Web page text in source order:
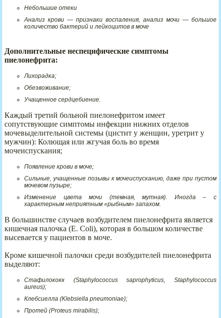
Небольшие отеки
Анализ крови — признаки воспаления, анализ мочи — большое
количество бактерий и лейкоцитов в моче
Дополнительные неспецифические симптомы
пиелонефрита:
Лихорадка;
Обезвоживание;
Учащенное сердцебиение.
Каждый третий больной пиелонефритом имеет
сопутствующие симптомы инфекции нижних отделов
мочевыделительной системы (цистит у женщин, уретрит у
мужчин): Колющая или жгучая боль во время
мочеиспускания;
Появление крови в моче;
Сильные, учащенные позывы к мочеиспусканию, даже при пустом
мочевом пузыре;
Изменение цвета мочи (темная, мутная). Иногда – с
характерным неприятным «рыбным» запахом.
В большинстве случаев возбудителем пиелонефрита является
кишечная палочка (E. Coli), которая в большом количестве
высевается у пациентов в моче.
Кроме кишечной палочки среди возбудителей пиелонефрита
выделяют:
Стафилококк (Staphylococcus saprophyticus, Staphylococcus
aureus);
Клебсиелла (Klebsiella pneumoniae);
Протей (Proteus mirabilis);